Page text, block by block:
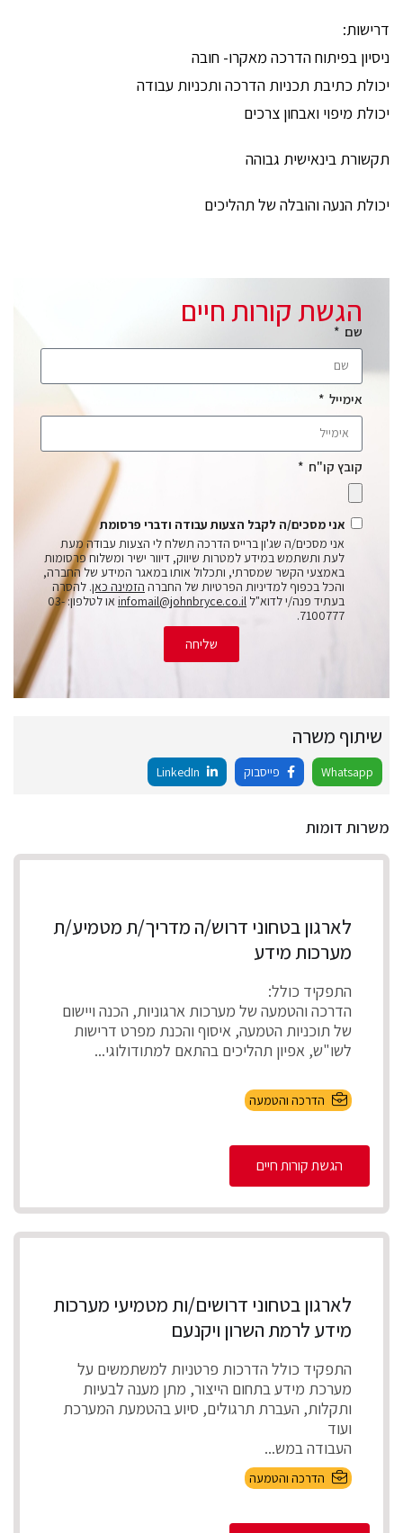
דרישות:
ניסיון בפיתוח הדרכה מאקרו- חובה
יכולת כתיבת תכניות הדרכה ותכניות עבודה
יכולת מיפוי ואבחון צרכים
תקשורת בינאישית גבוהה
יכולת הנעה והובלה של תהליכים
הגשת קורות חיים
שם
אימייל
קובץ קו"ח
אני מסכים/ה לקבל הצעות עבודה ודברי פרסומת
אני מסכים/ה שג'ון ברייס הדרכה תשלח לי הצעות עבודה מעת
לעת ותשתמש במידע למטרות שיווק, דיוור ישיר ומשלוח פרסומות
באמצעי הקשר שמסרתי, ותכלול אותו במאגר המידע של החברה,
והכל בכפוף למדיניות הפרטיות של החברה הזמינה כאן. להסרה
בעתיד פנה/י לדוא"ל infomail@johnbryce.co.il
או לטלפון: 03-
7100777.
שליחה
שיתוף משרה
Whatsapp פייסבוק
משרות דומות
לארגון בטחוני דרוש/ה מדריך/ת מטמיע/ת
מערכות מידע
התפקיד כולל:
הדרכה והטמעה של מערכות ארגוניות, הכנה ויישום
של תוכניות הטמעה, איסוף והכנת מפרט דרישות
לשו"ש, אפיון תהליכים בהתאם למתודולוגי...
הדרכה והטמעה
הגשת קורות חיים
לארגון בטחוני דרושים/ות מטמיעי מערכות
מידע לרמת השרון ויקנעם
התפקיד כולל הדרכות פרטניות למשתמשים על
מערכת מידע בתחום הייצור, מתן מענה לבעיות
ותקלות, העברת תרגולים, סיוע בהטמעת המערכת
ועוד
העבודה במש...
הדרכה והטמעה